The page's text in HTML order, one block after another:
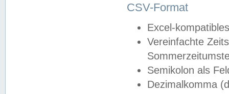
CSV-Format
Excel-
Vereinfachte
Semikolon als
Dezimalkomma